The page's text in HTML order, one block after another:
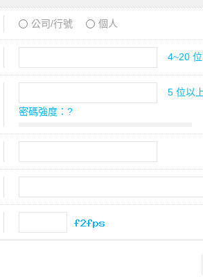
公司/行號 個人
4~20
5 位以
密碼強度： ?